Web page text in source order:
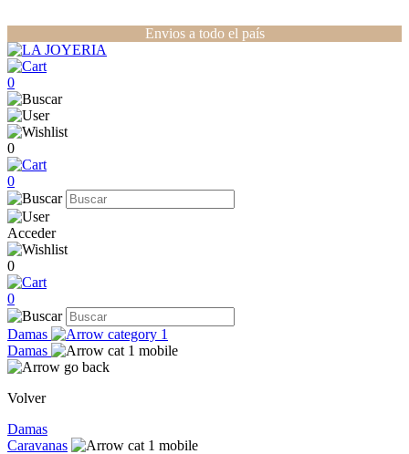
Envios a todo el país
0
0
0
Acceder
0
0
Damas
Damas
Volver
Damas
Caravanas